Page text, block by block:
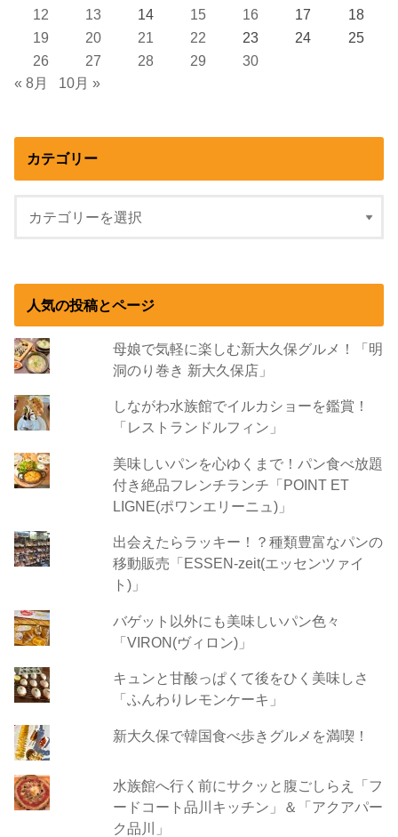
12
13 14 15 16 17
18
19
20 21 22 23 24
25
26
27 28 29
30
« 8月
10月 »
カテゴリー
人気の投稿とページ
母娘で気軽に楽しむ新大久保グルメ！「明
洞のり巻き 新大久保店」
しながわ水族館でイルカショーを鑑賞！
「レストランドルフィン」
美味しいパンを心ゆくまで！パン食べ放題
付き絶品フレンチランチ「POINT ET
LIGNE(ポワンエリーニュ)」
出会えたらラッキー！？種類豊富なパンの
移動販売「ESSEN-zeit(エッセンツァイ
ト)」
バゲット以外にも美味しいパン色々
「VIRON(ヴィロン)」
キュンと甘酸っぱくて後をひく美味しさ
「ふんわりレモンケーキ」
新大久保で韓国食べ歩きグルメを満喫！
水族館へ行く前にサクッと腹ごしらえ「フ
ードコート品川キッチン」＆「アクアパー
ク品川」